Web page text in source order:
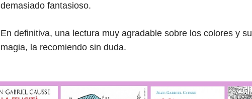
demasiado fantasioso.
En definitiva, una lectura muy agradable sobre los colores y su
magia, la recomiendo sin duda.